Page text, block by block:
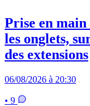
Prise en
les onglets,
des extensions
06/08/2026 à 20:30
• 9